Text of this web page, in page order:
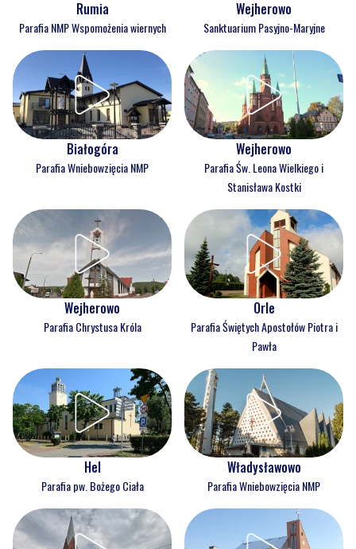
Rumia
Parafia NMP Wspomożenia wiernych
Wejherowo
Sanktuarium Pasyjno-Maryjne
Białogóra
Parafia Wniebowzięcia NMP
Wejherowo
Parafia Św. Leona Wielkiego i
Stanisława Kostki
Wejherowo
Parafia Chrystusa Króla
Orle
Parafia Świętych Apostołów Piotra i
Pawła
Hel
Parafia pw. Bożego Ciała
Władysławowo
Parafia Wniebowzięcia NMP